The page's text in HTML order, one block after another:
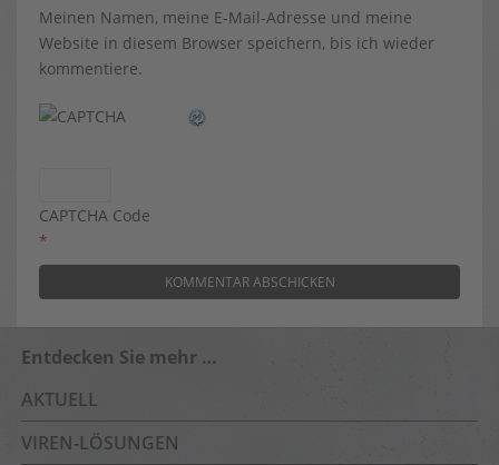
Meinen Namen, meine E-Mail-Adresse und meine
Website in diesem Browser speichern, bis ich wieder
kommentiere.
CAPTCHA Code
*
Entdecken Sie mehr …
AKTUELL
VIREN-LÖSUNGEN